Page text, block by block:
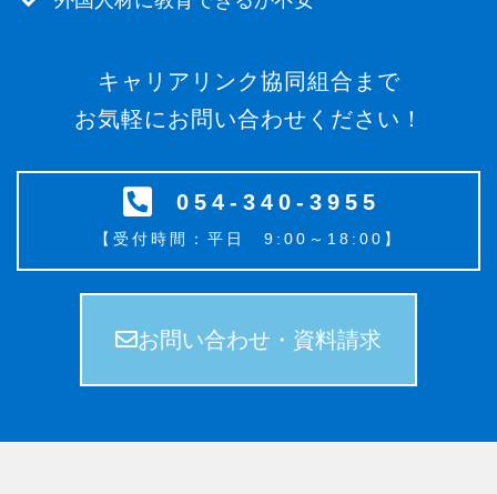
キャリアリンク協同組合まで
お気軽にお問い合わせください！
054-340-3955
【受付時間：平日 9:00～18:00】
お問い合わせ・資料請求